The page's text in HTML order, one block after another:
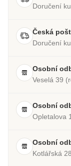
Doručení
Česká
Doručení
Osobní
Veselá 39
Osobní
Opletalova
Osobní
Kotlářská